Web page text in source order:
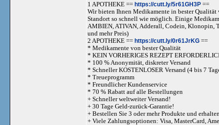
1 APOTHEKE == https://cutt.ly/5r61GH3P ==
Wir bieten Ihnen Medikamente in bester
Standort so schnell wie möglich. Einige
AMBIEN, ATIVAN, Adderall, Codein, Klonopin,
und mehr Preis)
2 APOTHEKE == https://cutt.ly/0r61JrKG ==
* Medikamente von bester Qualität
* KEIN VORHERIGES REZEPT
* 100 % Anonymität, diskreter Versand
* Schneller KOSTENLOSER Versand (4 bis 7
* Treueprogramm
* Freundlicher Kundenservice
* 70 % Rabatt auf alle Bestellungen
+ Schneller weltweiter Versand!
+ 30 Tage Geld-zurück-Garantie!
+ Bestellen Sie 3 oder mehr Produkte und
+ Viele Zahlungsoptionen: Visa, MasterCard,